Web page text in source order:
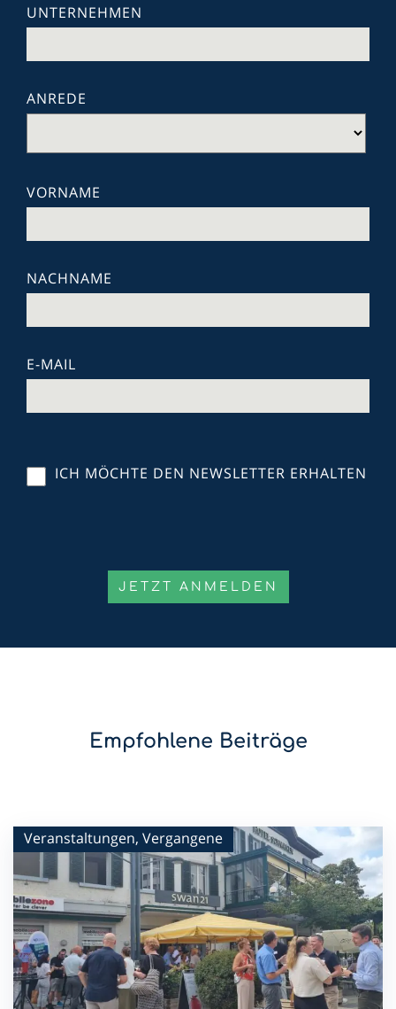
UNTERNEHMEN
ANREDE
VORNAME
NACHNAME
E-MAIL
ICH MÖCHTE DEN NEWSLETTER ERHALTEN
Empfohlene Beiträge
Veranstaltungen, Vergangene